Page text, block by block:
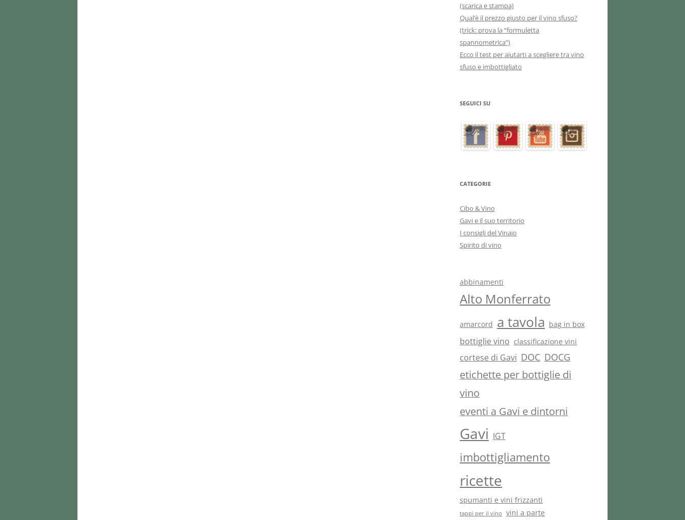
(scarica e stampa)
Qual’è il prezzo giusto per il vino sfuso?
(trick: prova la “formuletta
spannometrica”)
Ecco il test per aiutarti a scegliere tra vino
sfuso e imbottigliato
SEGUICI SU
CATEGORIE
Cibo & Vino
Gavi e il suo territorio
I consigli del Vinaio
Spirito di vino
abbinamenti
Alto Monferrato
amarcord a tavola bag in box
bottiglie vino classificazione vini
cortese di Gavi DOC DOCG
etichette per bottiglie di
vino
eventi a Gavi e dintorni
Gavi IGT
imbottigliamento
ricette
spumanti e vini frizzanti
tappi per il vino vini a parte